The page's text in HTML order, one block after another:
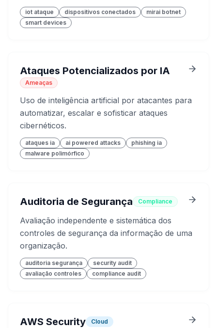
iot ataque dispositivos conectados
mirai botnet
smart devices
Ataques Potencializados por IA
Ameaças
Uso de inteligência artificial por atacantes para
automatizar, escalar e sofisticar ataques
cibernéticos.
ataques ia ai powered attacks
phishing ia
malware polimórfico
Auditoria de Segurança Compliance
Avaliação independente e sistemática dos
controles de segurança da informação de uma
organização.
auditoria segurança
security audit
avaliação controles
compliance audit
AWS Security Cloud